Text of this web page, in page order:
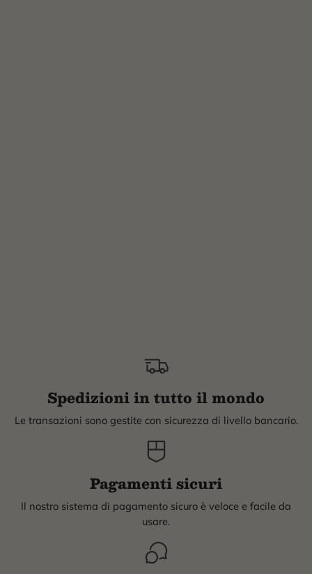
Spedizioni in tutto il mondo
Le transazioni sono gestite con sicurezza di livello bancario.
Pagamenti sicuri
Il nostro sistema di pagamento sicuro è veloce e facile da
usare.